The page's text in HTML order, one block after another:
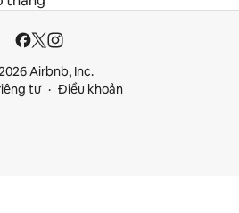
Airbnb, Inc.
tư
Điều khoản